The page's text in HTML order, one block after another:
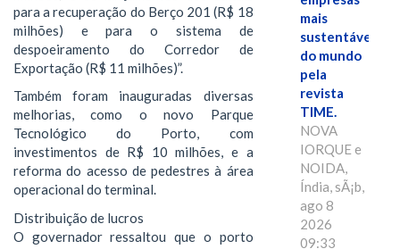
para a recuperação do Berço 201 (R$ 18
milhões) e para o sistema de
despoeiramento do Corredor de
Exportação (R$ 11 milhões)”.
Também foram inauguradas diversas
melhorias, como o novo Parque
Tecnológico do Porto, com
investimentos de R$ 10 milhões, e a
reforma do acesso de pedestres à área
operacional do terminal.
Distribuição de lucros
O governador ressaltou que o porto
mais
sustentáveis
do mundo
pela
revista
TIME.
NOVA
IORQUE e
NOIDA,
Índia, sÃ¡b,
ago 8
2026
09:33